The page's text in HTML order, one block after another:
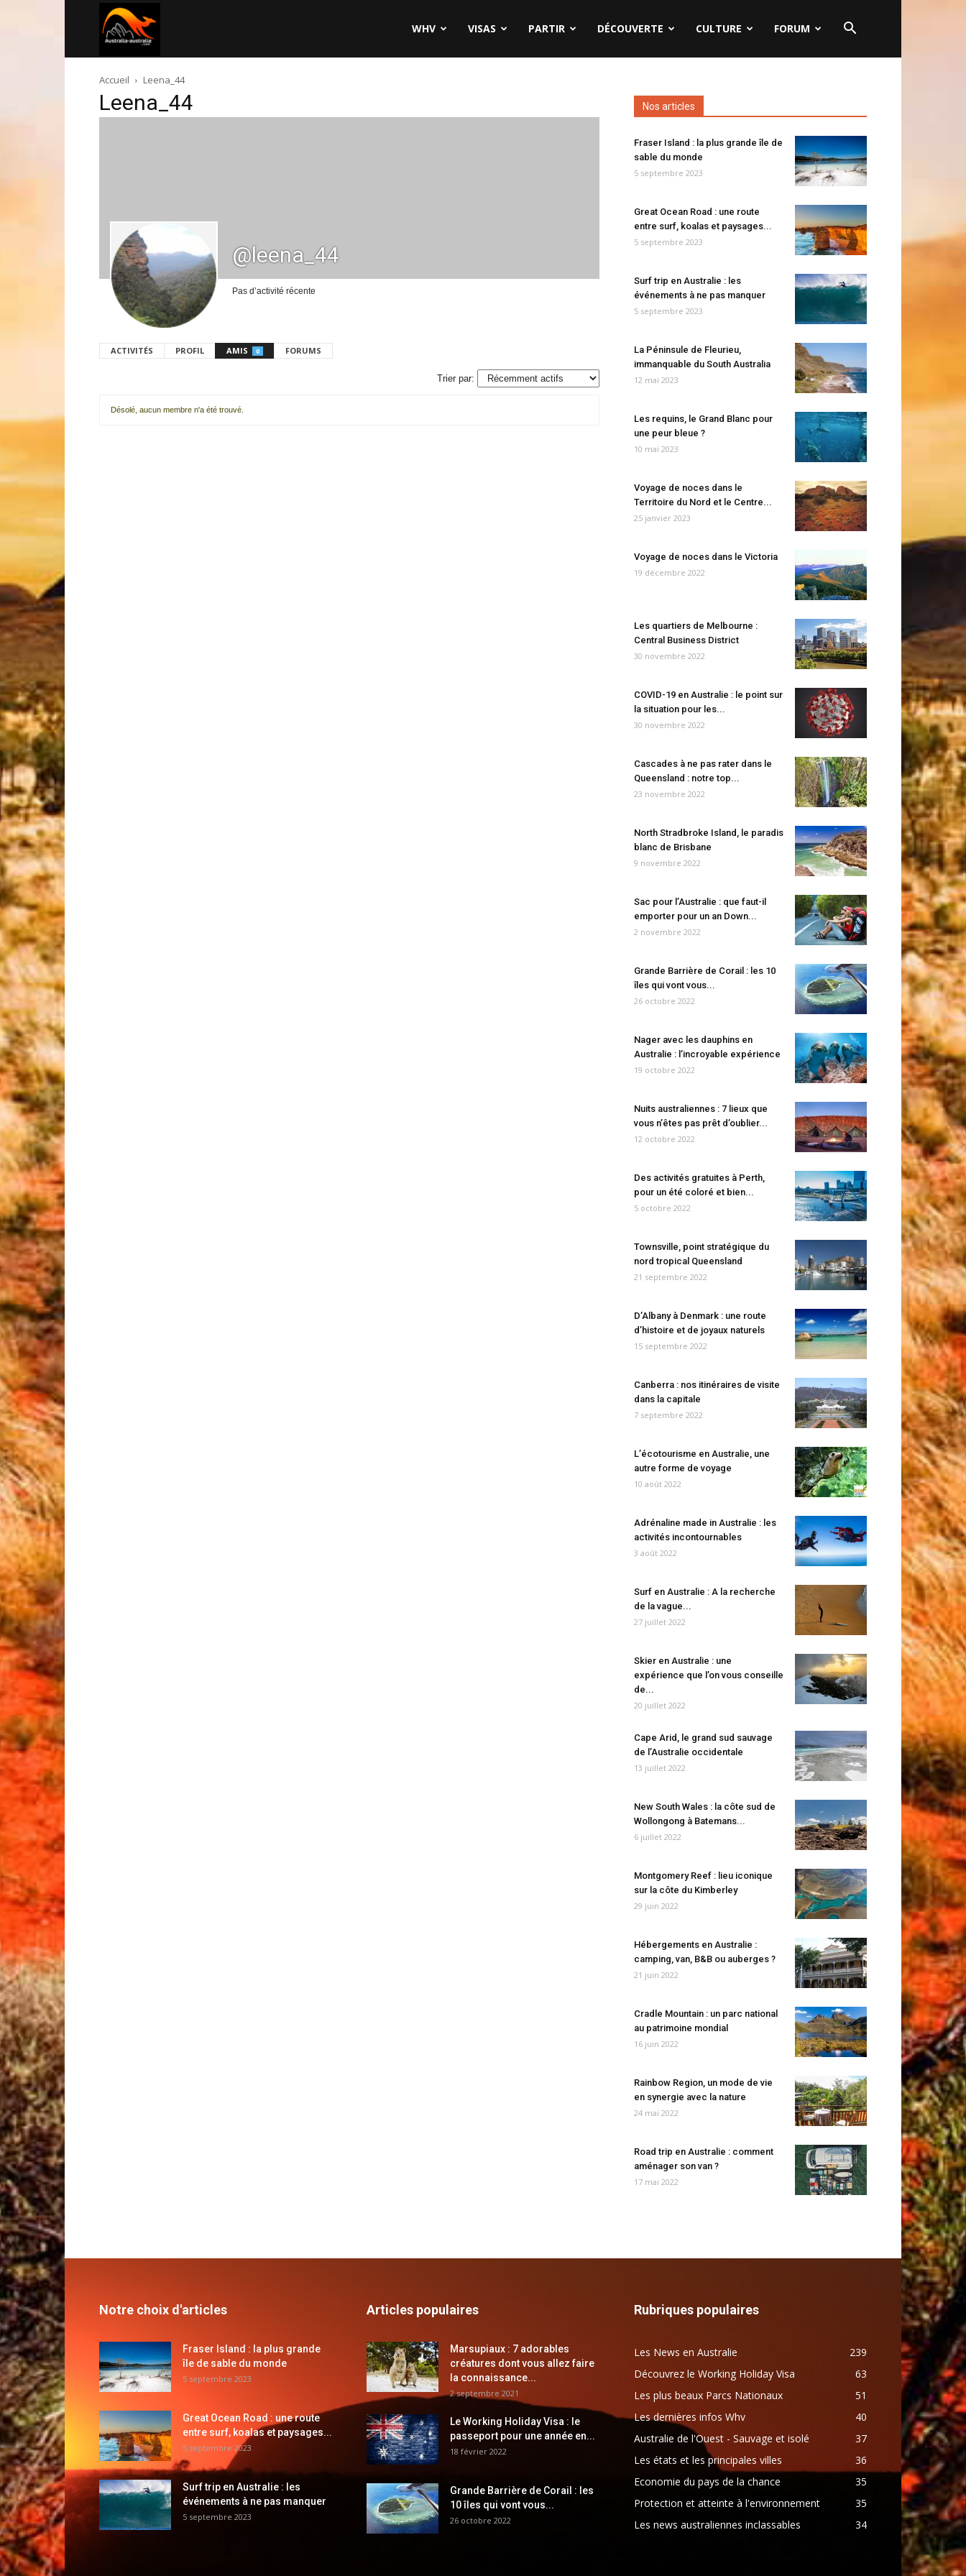
australie.com
WHV VISAS PARTIR DÉCOUVERTE CULTURE FORUM
Accueil Leena_44
Leena_44
@leena_44
Pas d’activité récente
ACTIVITÉS PROFIL AMIS 0 FORUMS
Trier par:
Désolé, aucun membre n'a été trouvé.
Nos articles
Fraser Island : la plus grande île de
sable du monde
5 septembre 2023
Great Ocean Road : une route
entre surf, koalas et paysages...
5 septembre 2023
Surf trip en Australie : les
événements à ne pas manquer
5 septembre 2023
La Péninsule de Fleurieu,
immanquable du South Australia
12 mai 2023
Les requins, le Grand Blanc pour
une peur bleue ?
10 mai 2023
Voyage de noces dans le
Territoire du Nord et le Centre...
25 janvier 2023
Voyage de noces dans le Victoria
19 décembre 2022
Les quartiers de Melbourne :
Central Business District
30 novembre 2022
COVID-19 en Australie : le point sur
la situation pour les...
30 novembre 2022
Cascades à ne pas rater dans le
Queensland : notre top...
23 novembre 2022
North Stradbroke Island, le paradis
blanc de Brisbane
9 novembre 2022
Sac pour l’Australie : que faut-il
emporter pour un an Down...
2 novembre 2022
Grande Barrière de Corail : les 10
îles qui vont vous...
26 octobre 2022
Nager avec les dauphins en
Australie : l’incroyable expérience
19 octobre 2022
Nuits australiennes : 7 lieux que
vous n’êtes pas prêt d’oublier...
12 octobre 2022
Des activités gratuites à Perth,
pour un été coloré et bien...
5 octobre 2022
Townsville, point stratégique du
nord tropical Queensland
21 septembre 2022
D’Albany à Denmark : une route
d’histoire et de joyaux naturels
15 septembre 2022
Canberra : nos itinéraires de visite
dans la capitale
7 septembre 2022
L’écotourisme en Australie, une
autre forme de voyage
10 août 2022
Adrénaline made in Australie : les
activités incontournables
3 août 2022
Surf en Australie : A la recherche
de la vague...
27 juillet 2022
Skier en Australie : une
expérience que l’on vous conseille
de...
20 juillet 2022
Cape Arid, le grand sud sauvage
de l’Australie occidentale
13 juillet 2022
New South Wales : la côte sud de
Wollongong à Batemans...
6 juillet 2022
Montgomery Reef : lieu iconique
sur la côte du Kimberley
29 juin 2022
Hébergements en Australie :
camping, van, B&B ou auberges ?
21 juin 2022
Cradle Mountain : un parc national
au patrimoine mondial
16 juin 2022
Rainbow Region, un mode de vie
en synergie avec la nature
24 mai 2022
Road trip en Australie : comment
aménager son van ?
17 mai 2022
Notre choix d'articles
Fraser Island : la plus grande
île de sable du monde
5 septembre 2023
Great Ocean Road : une route
entre surf, koalas et paysages...
5 septembre 2023
Surf trip en Australie : les
événements à ne pas manquer
5 septembre 2023
Articles populaires
Marsupiaux : 7 adorables
créatures dont vous allez faire
la connaissance...
2 septembre 2021
Le Working Holiday Visa : le
passeport pour une année en...
18 février 2022
Grande Barrière de Corail : les
10 îles qui vont vous...
26 octobre 2022
Rubriques populaires
Les News en Australie
239
Découvrez le Working Holiday Visa
63
Les plus beaux Parcs Nationaux
51
Les dernières infos Whv
40
Australie de l'Ouest - Sauvage et isolé
37
Les états et les principales villes
36
Economie du pays de la chance
35
Protection et atteinte à l'environnement
35
Les news australiennes inclassables
34